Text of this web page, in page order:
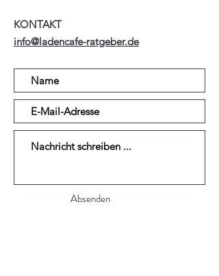
KONTAKT
info@ladencafe-ratgeber.de
Absenden